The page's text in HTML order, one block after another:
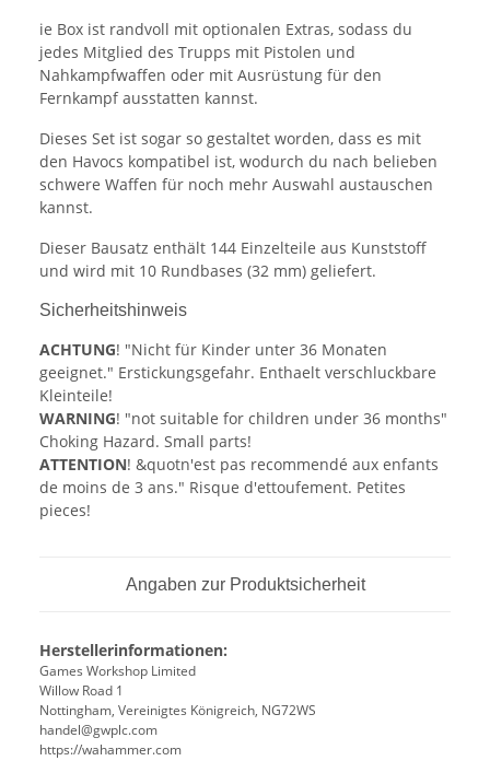
ie Box ist randvoll mit optionalen Extras, sodass du
jedes Mitglied des Trupps mit Pistolen und
Nahkampfwaffen oder mit Ausrüstung für den
Fernkampf ausstatten kannst.
Dieses Set ist sogar so gestaltet worden, dass es mit
den Havocs kompatibel ist, wodurch du nach belieben
schwere Waffen für noch mehr Auswahl austauschen
kannst.
Dieser Bausatz enthält 144 Einzelteile aus Kunststoff
und wird mit 10 Rundbases (32 mm) geliefert.
Sicherheitshinweis
ACHTUNG! "Nicht für Kinder unter 36 Monaten
geeignet." Erstickungsgefahr. Enthaelt verschluckbare
Kleinteile!
WARNING! "not suitable for children under 36 months"
Choking Hazard. Small parts!
ATTENTION! &quotn'est pas recommendé aux enfants
de moins de 3 ans." Risque d'ettoufement. Petites
pieces!
Angaben zur Produktsicherheit
Herstellerinformationen:
Games Workshop Limited
Willow Road 1
Nottingham, Vereinigtes Königreich, NG72WS
handel@gwplc.com
https://wahammer.com